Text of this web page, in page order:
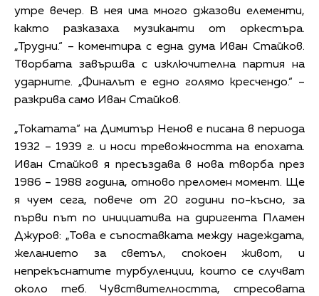
утре вечер. В нея има много джазови елементи,
както разказаха музиканти от оркестъра.
„Трудни.“ – коментира с една дума Иван Стайков.
Творбата завършва с изключителна партия на
ударните. „Финалът е едно голямо кресчендо.“ –
разкрива само Иван Стайков.
„Токатата“ на Димитър Ненов е писана в периода
1932 – 1939 г. и носи тревожността на епохата.
Иван Стайков я пресъздава в нова творба през
1986 – 1988 година, отново преломен момент. Ще
я чуем сега, повече от 20 години по-късно, за
първи път по инициатива на диригента Пламен
Джуров: „Това е съпоставката между надеждата,
желанието за светъл, спокоен живот, и
непрекъснатите турбуленции, които се случват
около теб. Чувствителността, стресовата